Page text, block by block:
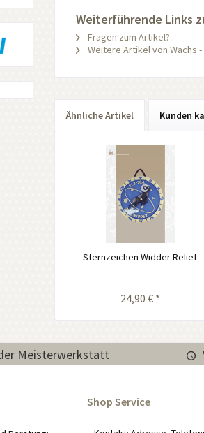
Weiterführende Links
Fragen zum Artikel?
Weitere Artikel von Wachs -
Ähnliche Artikel Kunden
Sternzeichen Widder Relief
24,90 € *
Meisterwerkstatt
Shop Service